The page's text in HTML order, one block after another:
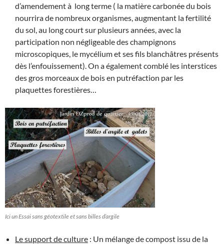
d’amendement à long terme ( la matière carbonée du bois
nourrira de nombreux organismes, augmentant la fertilité
du sol, au long court sur plusieurs années, avec la
participation non négligeable des champignons
microscopiques, le mycélium et ses fils blanchâtres présents
dès l’enfouissement). On a également comblé les interstices
des gros morceaux de bois en putréfaction par les
plaquettes forestières…
Ici un Essai sans géotextile et sans billes d’argile
Le support de culture : Un mélange de compost issu de la